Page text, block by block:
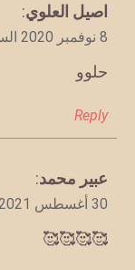
يقول
اصيل العلوي:
8 نوفمبر 2020 الساعة 7:43 م
حلوو
Reply
يقول
عبير محمد:
30 أغسطس 2021 الساعة 5:43 ص
🥰🥰🥰🥰